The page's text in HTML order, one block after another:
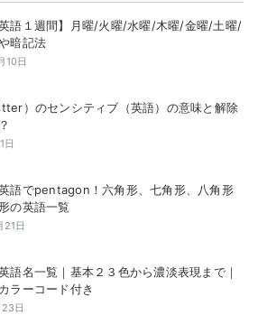
英語１週間】月曜/火曜/水曜/木曜/金曜/土曜/
暗記法
10日
）のセンシティブ（英語）の意味と解除
日
語でpentagon！六角形、七角形、八角形
の英語一覧
21日
英語名一覧｜基本２３色から濃淡表現まで｜
ラーコード付き
日